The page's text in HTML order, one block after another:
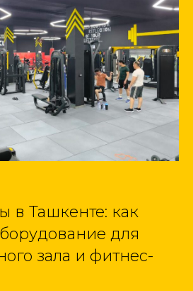
в Ташкенте: как
для
зала и фитнес-